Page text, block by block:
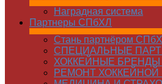
Наградная система
Партнеры СПбХЛ
Стань партнёром
СПЕЦИАЛЬНЫЕ
ХОККЕЙНЫЕ
РЕМОНТ ХОККЕЙНОЙ